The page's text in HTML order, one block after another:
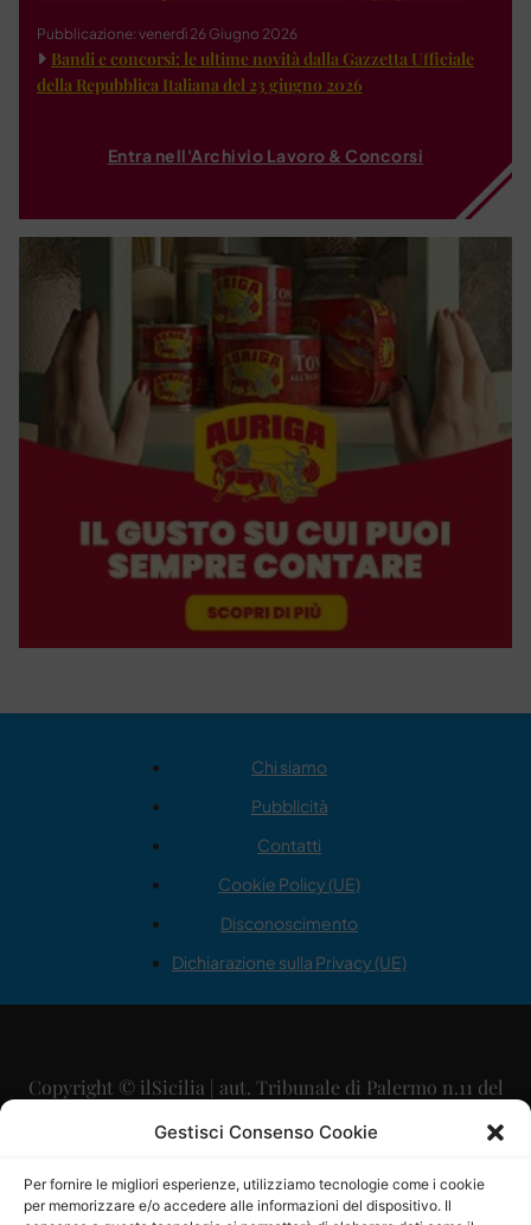
Gestisci Consenso Cookie
Per fornire le migliori esperienze, utilizziamo tecnologie come i cookie
per memorizzare e/o accedere alle informazioni del dispositivo. Il
Pubblicazione: venerdì 26 Giugno 2026
Bandi e concorsi: le ultime novità dalla Gazzetta Ufficiale
della Repubblica Italiana del 23 giugno 2026
Entra nell'Archivio Lavoro & Concorsi
Chi siamo
Pubblicità
Contatti
Cookie Policy (UE)
Disconoscimento
Dichiarazione sulla Privacy (UE)
Copyright © ilSicilia | aut. Tribunale di Palermo n.11 del
29/09/2015